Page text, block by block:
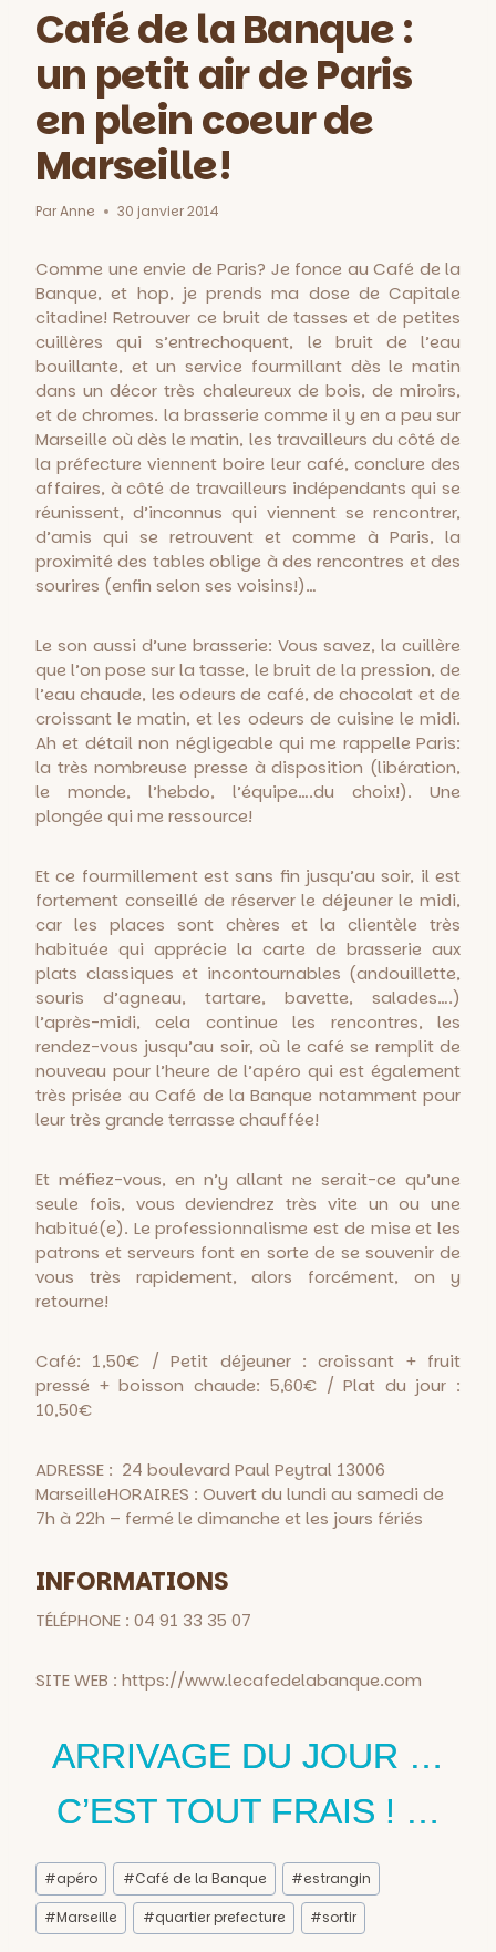
Café de la Banque :
un petit air de Paris
en plein coeur de
Marseille!
ParAnne 30 janvier 2014
Comme une envie de Paris? Je fonce au Café de la
Banque, et hop, je prends ma dose de Capitale
citadine! Retrouver ce bruit de tasses et de petites
cuillères qui s’entrechoquent, le bruit de l’eau
bouillante, et un service fourmillant dès le matin
dans un décor très chaleureux de bois, de miroirs,
et de chromes. la brasserie comme il y en a peu sur
Marseille où dès le matin, les travailleurs du côté de
la préfecture viennent boire leur café, conclure des
affaires, à côté de travailleurs indépendants qui se
réunissent, d’inconnus qui viennent se rencontrer,
d’amis qui se retrouvent et comme à Paris, la
proximité des tables oblige à des rencontres et des
sourires (enfin selon ses voisins!)…
Le son aussi d’une brasserie: Vous savez, la cuillère
que l’on pose sur la tasse, le bruit de la pression, de
l’eau chaude, les odeurs de café, de chocolat et de
croissant le matin, et les odeurs de cuisine le midi.
Ah et détail non négligeable qui me rappelle Paris:
la très nombreuse presse à disposition (libération,
le monde, l’hebdo, l’équipe….du choix!). Une
plongée qui me ressource!
Et ce fourmillement est sans fin jusqu’au soir, il est
fortement conseillé de réserver le déjeuner le midi,
car les places sont chères et la clientèle très
habituée qui apprécie la carte de brasserie aux
plats classiques et incontournables (andouillette,
souris d’agneau, tartare, bavette, salades….)
l’après-midi, cela continue les rencontres, les
rendez-vous jusqu’au soir, où le café se remplit de
nouveau pour l’heure de l’apéro qui est également
très prisée au Café de la Banque notamment pour
leur très grande terrasse chauffée!
Et méfiez-vous, en n’y allant ne serait-ce qu’une
seule fois, vous deviendrez très vite un ou une
habitué(e). Le professionnalisme est de mise et les
patrons et serveurs font en sorte de se souvenir de
vous très rapidement, alors forcément, on y
retourne!
Café: 1,50€ / Petit déjeuner : croissant + fruit
pressé + boisson chaude: 5,60€ / Plat du jour :
10,50€
ADRESSE : 24 boulevard Paul Peytral 13006
MarseilleHORAIRES : Ouvert du lundi au samedi de
7h à 22h – fermé le dimanche et les jours fériés
INFORMATIONS
TÉLÉPHONE : 04 91 33 35 07
SITE WEB : https://www.lecafedelabanque.com
ARRIVAGE DU JOUR …
C’EST TOUT FRAIS ! …
Étiquettes
de
la
publication :
#apéro #Café de la Banque #estrangin
#Marseille #quartier prefecture #sortir